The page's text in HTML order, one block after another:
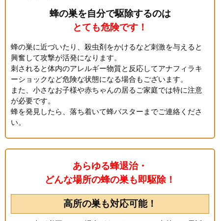
蜂の巣を自分で駆除するのは
とても危険です！
蜂の巣に近づいたり、殺虫剤をかけるなど刺激を与えると
興奮して攻撃が活発になります。
刺されると体内のアレルギー物質と反応してアナフィラキ
ーショックなど危険な状態になる場合もございます。
また、小さなお子様や赤ちゃんの居るご家庭では特に注意
が必要です。
蜂を発見したら、落ち着いて蜂バスターまでご連絡くださ
い。
あらゆる蜂退治・
どんな場所の蜂の巣も即駆除！
高所の巣も対応可能！